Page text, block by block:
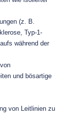
(z. B.
Typ-1-
während der
und bösartige
von Leitlinien zu